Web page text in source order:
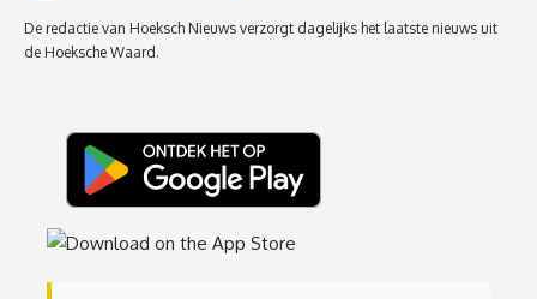
De redactie van Hoeksch Nieuws verzorgt dagelijks het laatste nieuws uit
de Hoeksche Waard.